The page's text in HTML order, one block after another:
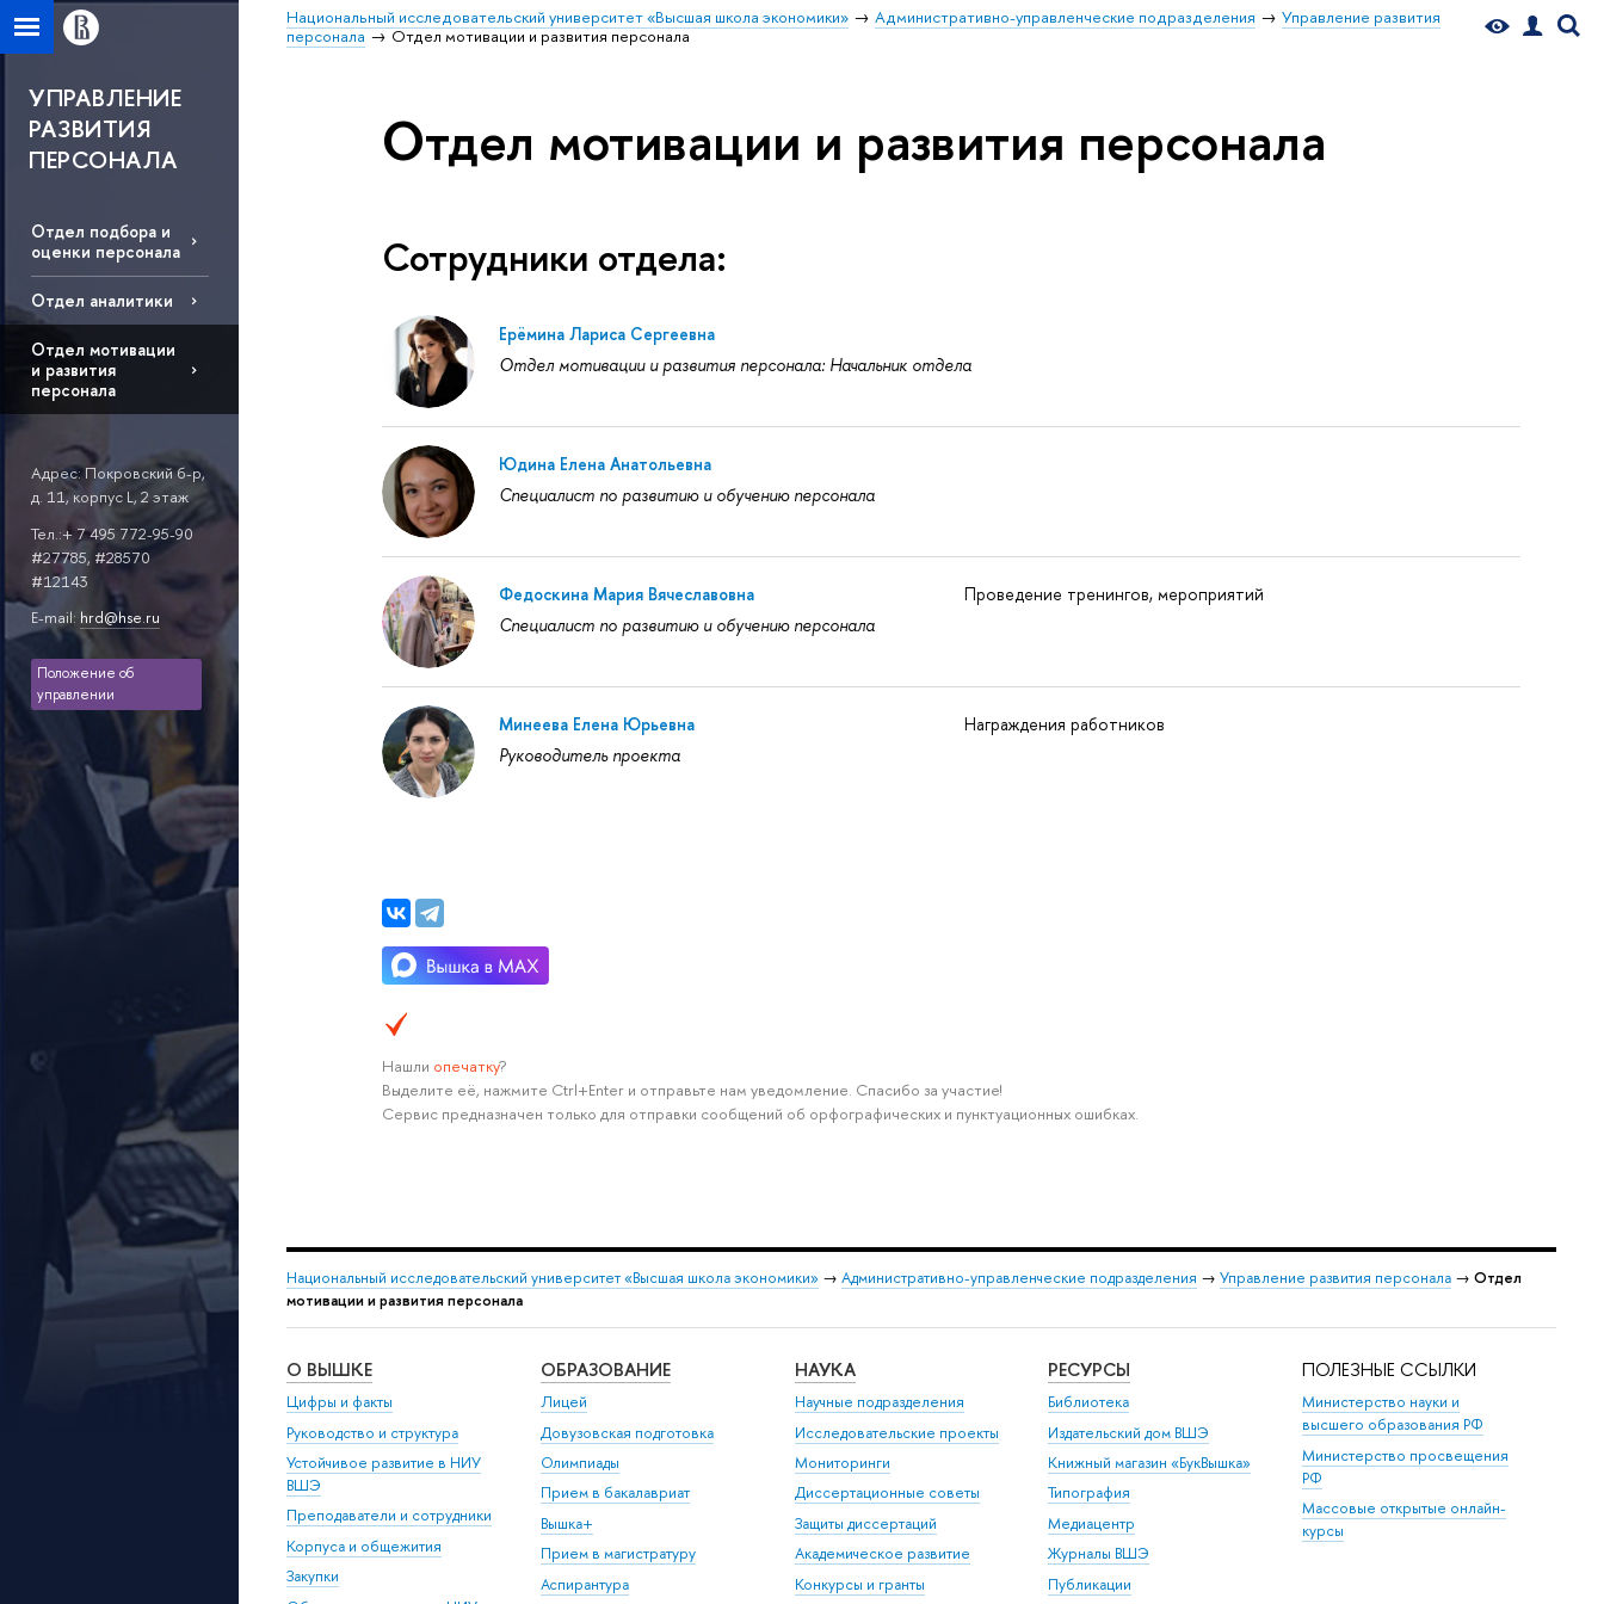
Национальный исследовательский университет «Высшая школа экономики» Административно-управленческие подразделения
Управление развития
персонала
Отдел мотивации и развития персонала
УПРАВЛЕНИЕ
РАЗВИТИЯ
ПЕРСОНАЛА
Отдел подбора и
оценки персонала
Отдел аналитики
Отдел мотивации
и развития
персонала
Адрес: Покровский б-р,
д. 11, корпус L, 2 этаж
Тел.:+ 7 495 772-95-90
#27785, #28570
#12143
E-mail: hrd@hse.ru
Положение об
управлении
Отдел мотивации и развития персонала
Сотрудники отдела:
Ерёмина Лариса Сергеевна
Отдел мотивации и развития персонала: Начальник отдела
Юдина Елена Анатольевна
Специалист по развитию и обучению персонала
Федоскина Мария Вячеславовна
Специалист по развитию и обучению персонала
Проведение тренингов, мероприятий
Минеева Елена Юрьевна
Руководитель проекта
Награждения работников
Нашли опечатку?
Выделите её, нажмите Ctrl+Enter и отправьте нам уведомление. Спасибо за участие!
Сервис предназначен только для отправки сообщений об орфографических и пунктуационных ошибках.
Национальный исследовательский университет «Высшая школа экономики» → Административно-управленческие подразделения → Управление развития персонала → Отдел
мотивации и развития персонала
О ВЫШКЕ
Цифры и факты
Руководство и структура
Устойчивое развитие в НИУ
ВШЭ
Преподаватели и сотрудники
Корпуса и общежития
Закупки
ОБРАЗОВАНИЕ
Лицей
Довузовская подготовка
Олимпиады
Прием в бакалавриат
Вышка+
Прием в магистратуру
Аспирантура
НАУКА
Научные подразделения
Исследовательские проекты
Мониторинги
Диссертационные советы
Защиты диссертаций
Академическое развитие
Конкурсы и гранты
РЕСУРСЫ
Библиотека
Издательский дом ВШЭ
Книжный магазин «БукВышка»
Типография
Медиацентр
Журналы ВШЭ
Публикации
ПОЛЕЗНЫЕ ССЫЛКИ
Министерство науки и
высшего образования РФ
Министерство просвещения
РФ
Массовые открытые онлайн-
курсы